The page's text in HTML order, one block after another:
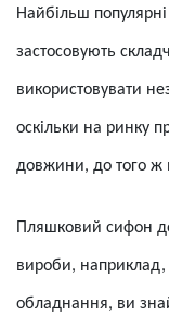
Найбільш
застосовують
використовувати
оскільки на ринку
довжини, до того ж
Пляшковий сифон
вироби,
обладнання, ви